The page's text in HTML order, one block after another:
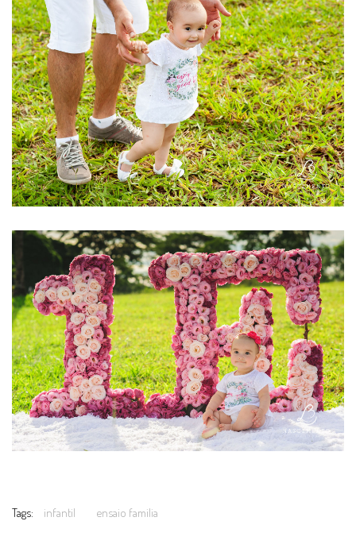
Tags: infantil ensaio familia